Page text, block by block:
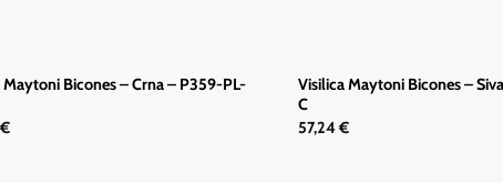
Maytoni Bicones – Crna – P359-PL-
€
Visilica Maytoni Bicones –
C
57,24€